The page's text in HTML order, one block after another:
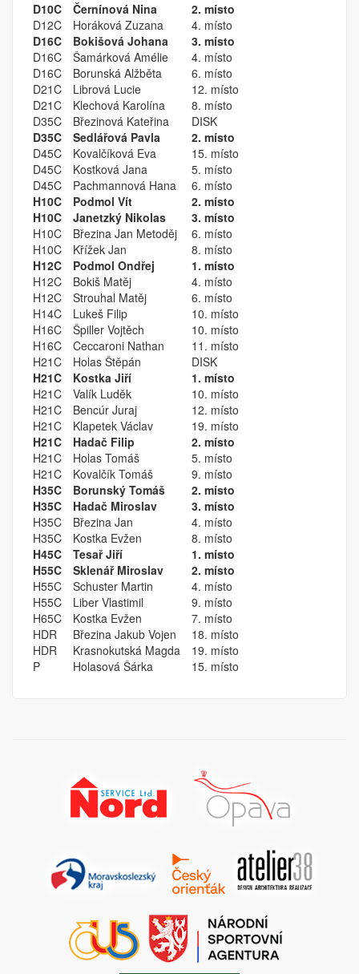
D10C Černínová Nina
2. místo
D12C Horáková Zuzana
4. místo
D16C Bokišová Johana
3. místo
D16C Šamárková Amélie
4. místo
D16C Borunská Alžběta
6. místo
D21C Librová Lucie
12. místo
D21C Klechová Karolína
8. místo
D35C Březinová Kateřina
DISK
D35C Sedlářová Pavla
2. místo
D45C Kovalčíková Eva
15. místo
D45C Kostková Jana
5. místo
D45C Pachmannová Hana
6. místo
H10C Podmol Vít
2. místo
H10C Janetzký Nikolas
3. místo
H10C Březina Jan Metoděj
6. místo
H10C Křížek Jan
8. místo
H12C Podmol Ondřej
1. místo
H12C Bokiš Matěj
4. místo
H12C Strouhal Matěj
6. místo
H14C Lukeš Filip
10. místo
H16C Špiller Vojtěch
10. místo
H16C Ceccaroni Nathan
11. místo
H21C Holas Štěpán
DISK
H21C Kostka Jiří
1. místo
H21C Valík Luděk
10. místo
H21C Bencúr Juraj
12. místo
H21C Klapetek Václav
19. místo
H21C Hadač Filip
2. místo
H21C Holas Tomáš
5. místo
H21C Kovalčík Tomáš
9. místo
H35C Borunský Tomáš
2. místo
H35C Hadač Miroslav
3. místo
H35C Březina Jan
4. místo
H35C Kostka Evžen
8. místo
H45C Tesař Jiří
1. místo
H55C Sklenář Miroslav
2. místo
H55C Schuster Martin
4. místo
H55C Liber Vlastimil
9. místo
H65C Kostka Evžen
7. místo
HDR
Březina Jakub Vojen
18. místo
HDR
Krasnokutská Magda 19. místo
P
Holasová Šárka 15. místo